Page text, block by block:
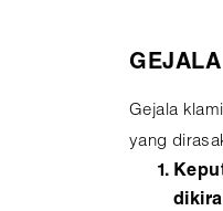
Gejala
yang